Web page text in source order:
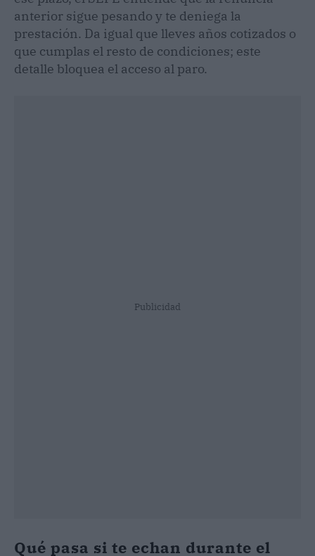
anterior sigue pesando y te deniega la
prestación. Da igual que lleves años cotizados o
que cumplas el resto de condiciones; este
detalle bloquea el acceso al paro.
Publicidad
Qué pasa si te echan durante el